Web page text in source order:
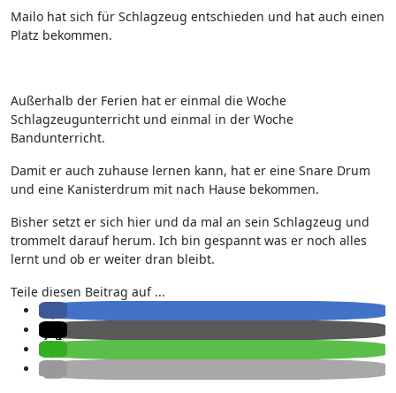
Mailo hat sich für Schlagzeug entschieden und hat auch einen
Platz bekommen.
Außerhalb der Ferien hat er einmal die Woche
Schlagzeugunterricht und einmal in der Woche
Bandunterricht.
Damit er auch zuhause lernen kann, hat er eine Snare Drum
und eine Kanisterdrum mit nach Hause bekommen.
Bisher setzt er sich hier und da mal an sein Schlagzeug und
trommelt darauf herum. Ich bin gespannt was er noch alles
lernt und ob er weiter dran bleibt.
Teile diesen Beitrag auf ...